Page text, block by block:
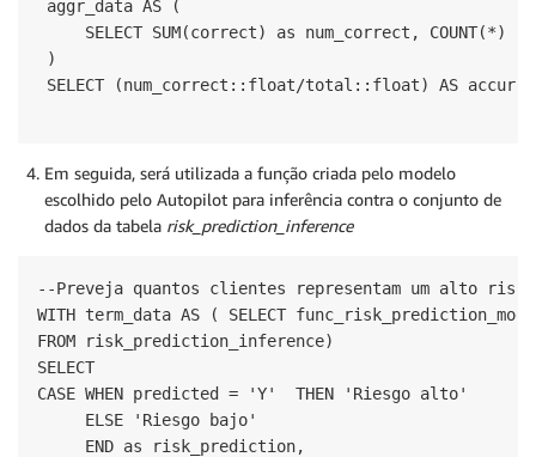
aggr_data AS (
SELECT SUM(correct) as num_correct, COUNT(*)
)
SELECT (num_correct::float/total::float) AS accuracy
Em seguida, será utilizada a função criada pelo modelo
escolhido pelo Autopilot para inferência contra o conjunto de
dados da tabela risk_prediction_inference
--Preveja quantos clientes representam um alto risco
WITH term_data AS ( SELECT
FROM risk_prediction_inference)
SELECT
CASE WHEN predicted = 'Y'  THEN 'Riesgo alto'
ELSE 'Riesgo bajo'
END as risk_prediction,